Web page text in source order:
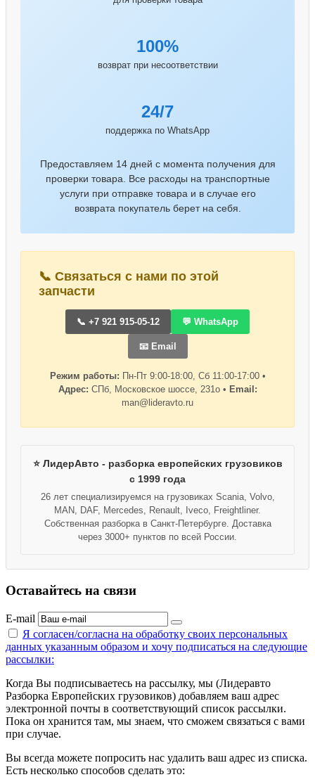
100%
возврат при несоответствии
24/7
поддержка по WhatsApp
Предоставляем 14 дней с момента получения для
проверки товара. Все расходы на транспортные
услуги при отправке товара и в случае его
возврата покупатель берет на себя.
📞 Связаться с нами по этой
запчасти
📞 +7 921 915-05-12 💬 WhatsApp
📧 Email
Режим работы: Пн-Пт 9:00-18:00, Сб 11:00-17:00 •
Адрес: СПб, Московское шоссе, 231о • Email:
man@lideravto.ru
⭐ ЛидерАвто - разборка европейских грузовиков
с 1999 года
26 лет специализируемся на грузовиках Scania, Volvo,
MAN, DAF, Mercedes, Renault, Iveco, Freightliner.
Собственная разборка в Санкт-Петербурге. Доставка
через 3000+ пунктов по всей России.
Оставайтесь на связи
E-mail
Я согласен/согласна на обработку своих персональных
данных указанным образом и хочу подписаться на следующие
рассылки:
Когда Вы подписываетесь на рассылку, мы (Лидеравто
Разборка Европейских грузовиков) добавляем ваш адрес
электронной почты в соответствующий список рассылки.
Пока он хранится там, мы знаем, что сможем связаться с вами
при случае.
Вы всегда можете попросить нас удалить ваш адрес из списка.
Есть несколько способов сделать это: